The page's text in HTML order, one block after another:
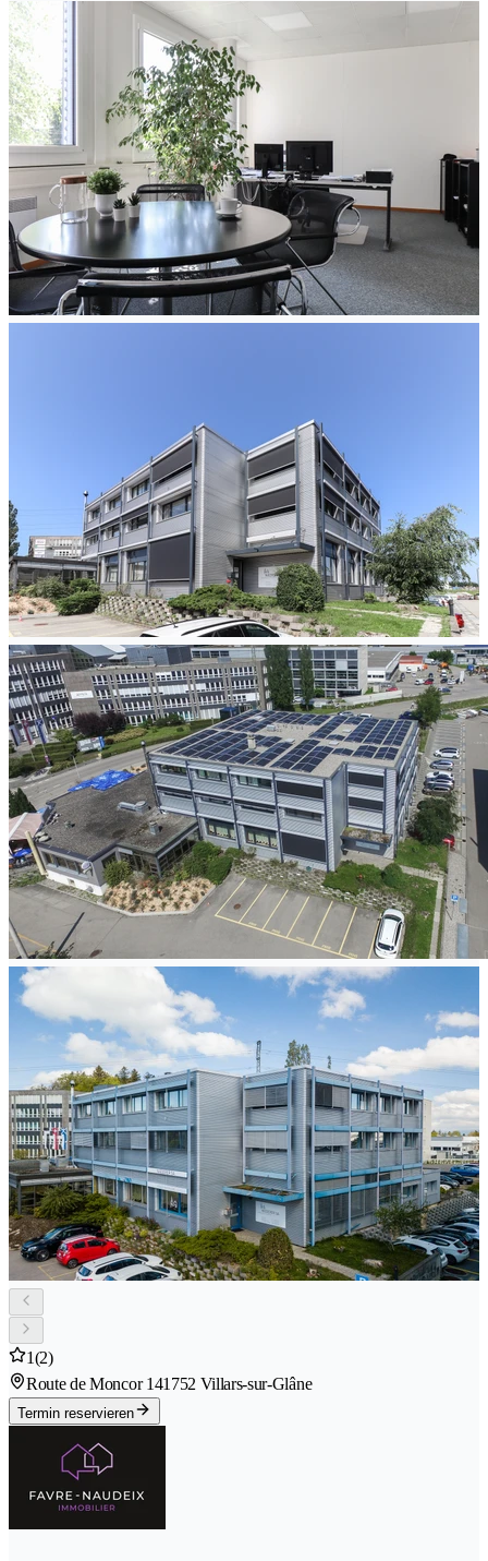
1(2)
Route de Moncor 141752 Villars-sur-Glâne
Termin reservieren